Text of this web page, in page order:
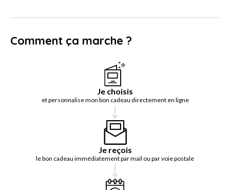
Comment ça marche ?
Je choisis
et personnalise mon bon cadeau directement en ligne
Je reçois
le bon cadeau immédiatement par mail ou par voie postale